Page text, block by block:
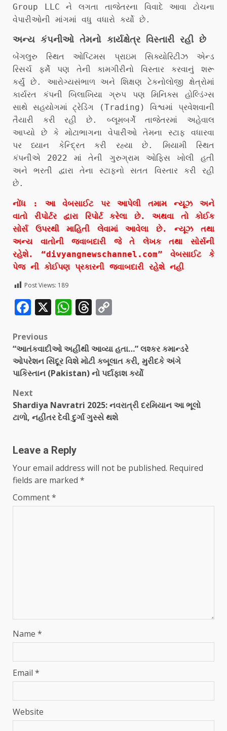
Group LLC ને લગતા તાજેતરના વિવાદે આવા ટોચના
વેપારીઓની માંગમાં વધુ વધારો કર્યો છે.
અન્ય કંપનીઓ તેમનો કાર્યક્ષેત્ર વિસ્તારી રહી છે
બેંગલુરુ સ્થિત ઓપ્ટિમસ પ્રાઇમ સિક્યોરિટીઝ એન્ડ
રિસર્ચ ફર્મે પણ તેની કામગીરીનો વિસ્તાર કરવાનું શરૂ
કર્યું છે. આરોગ્યસંભાળ અને શિક્ષણ ટેકનોલોજી ક્ષેત્રોમાં
કાર્યરત કંપની બિલાખિયા ગ્રુપ પણ મિનિક્સ હોલ્ડિંગ્સ
સાથે સહયોગમાં ટ્રેડિંગ (Trading) વિશ્વમાં પ્રવેશવાની
તૈયારી કરી રહી છે. બ્લૂમબર્ગે તાજેતરમાં અહેવાલ
આપ્યો છે કે મોટાભાગના વેપારીઓ તેમના સ્ટાફ વધારવા
પર ધ્યાન કેન્દ્રિત કરી રહ્યા છે. મિયામી સ્થિત
કંપનીએ 2022 માં તેની ગુરુગ્રામ ઓફિસ ખોલી હતી
અને ભરતી દ્વારા તેના સ્ટાફનો સતત વિસ્તાર કરી રહી
છે.
નોંધ : આ વેબસાઈટ પર આપેલી તમામ ન્યૂઝ અને
વાતો રીપોર્ટર દ્વારા રિપોર્ટ કરેલા છે. અથવા તો કોઈક
સોર્સ ઉપરથી માહિતી લેવામાં આવેલા છે. ન્યૂઝ તથા
અન્ય વાતોની જવાબદારી જે તે લેખક તથા સોર્સની
રહેશે. “divyangnewschannel.com” વેબસાઈટ કે
પેજ ની કોઈપણ પ્રકારની જવાબદારી રહેશે નહી
Post Views: 189
Facebook
X WhatsApp
Threads
Previous
“આતંકવાદીઓ અહીંથી આવ્યા હતા…” લશ્કર કમાન્ડરે
ઓપરેશન સિંદૂર વિશે મોટી કબૂલાત કરી, મુરીદકે અંગે
પાકિસ્તાન (Pakistan) નો પર્દાફાશ કર્યો
Next
Shardiya Navratri 2025: નવરાત્રી દરમિયાન આ ભૂલો
ટાળો, નહીંતર દેવી દુર્ગા ગુસ્સે થશે
Leave a Reply
Your email address will not be published. Required
fields are marked *
Comment*
Name *
Email *
Website